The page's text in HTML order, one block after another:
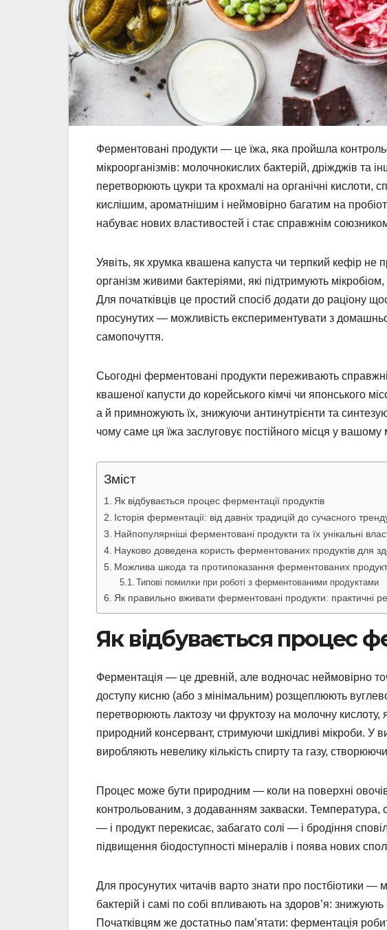
Ферментовані продукти — це їжа, яка пройшла
мікроорганізмів: молочнокислих бактерій, дріжджів та
перетворюють цукри та крохмалі на органічні кислоти,
кислішим, ароматнішим і неймовірно багатим на
набуває нових властивостей і стає справжнім
Уявіть, як хрумка квашена капуста чи терпкий кефір
організм живими бактеріями, які підтримують
Для початківців це простий спосіб додати до раціону
просунутих — можливість експериментувати з
самопочуття.
Сьогодні ферментовані продукти переживають
квашеної капусти до корейського кімчі чи японського
а й примножують їх, знижуючи антинутрієнти та
чому саме ця їжа заслуговує постійного місця у
Зміст
Як відбувається процес ферментації продуктів
Історія ферментації: від давніх традицій до сучасного
Найпопулярніші ферментовані продукти та їх унікальні
Науково доведена користь ферментованих продуктів для
Можлива шкода та протипоказання ферментованих
Типові помилки при роботі з ферментованими продуктами
Як правильно вживати ферментовані продукти: практичні
Як відбувається процес
Ферментація — це древній, але водночас неймовірно
доступу кисню (або з мінімальним) розщеплюють
перетворюють лактозу чи фруктозу на молочну кислоту,
природний консервант, стримуючи шкідливі мікроби. У
виробляють невелику кількість спирту та газу,
Процес може бути природним — коли на поверхні
контрольованим, з додаванням закваски. Температура,
— і продукт перекисає, забагато солі — і бродіння
підвищення біодоступності мінералів і поява нових
Для просунутих читачів варто знати про постбіотики —
бактерій і самі по собі впливають на здоров’я:
Початківцям же достатньо пам’ятати: ферментація